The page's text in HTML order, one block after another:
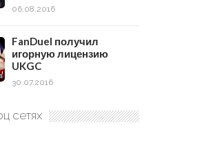
06.08.2016
FanDuel получил
игорную лицензию
UKGC
30.07.2016
сетях